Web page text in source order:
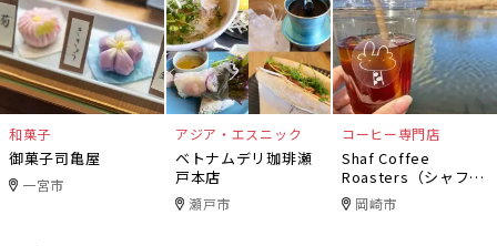
和菓子
御菓子司亀屋
一宮市
アジア・エスニック
ベトナムデリ珈琲瀬
戸本店
瀬戸市
コーヒー専門店
Shaf Coffee
Roasters（シャフコ
ーヒーロースター
ズ）
岡崎市